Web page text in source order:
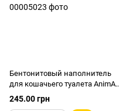
Бентонитовый наполнитель
для кошачьего туалета AnimAll
белый Детская пудра
комкующийся 5л
245.00 грн